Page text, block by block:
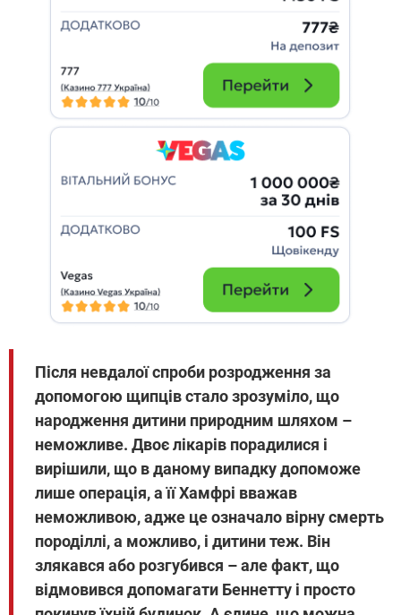
Після невдалої спроби розродження за
допомогою щипців стало зрозуміло, що
народження дитини природним шляхом –
неможливе. Двоє лікарів порадилися і
вирішили, що в даному випадку допоможе
лише операція, а її Хамфрі вважав
неможливою, адже це означало вірну смерть
породіллі, а можливо, і дитини теж. Він
злякався або розгубився – але факт, що
відмовився допомагати Беннетту і просто